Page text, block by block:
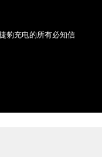
豹充电的所有必知信